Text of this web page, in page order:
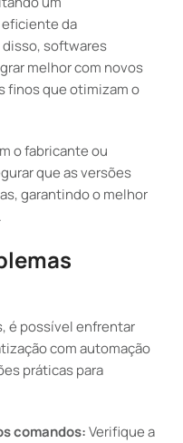
da
softwares
melhor com novos
finos que otimizam o
o fabricante ou
que as versões
garantindo o melhor
é possível enfrentar
com automação
práticas para
comandos:Verifique a